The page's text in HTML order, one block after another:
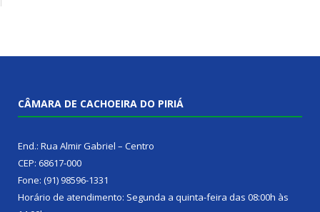
CÂMARA DE CACHOEIRA DO PIRIÁ
End.: Rua Almir Gabriel – Centro
CEP: 68617-000
Fone: (91) 98596-1331
Horário de atendimento: Segunda a quinta-feira das 08:00h às